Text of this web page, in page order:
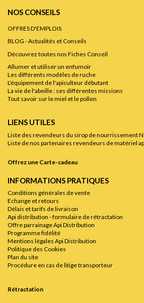
NOS CONSEILS
OFFRES D'EMPLOIS
BLOG - Actualités et Conseils
Découvrez toutes nos Fiches Conseil
Allumer et utiliser un enfumoir
Les différents modèles de ruche
L'équipement de l'apiculteur débutant
La vie de l'abeille : ses différentes missions
Tout savoir sur le miel et le pollen
LIENS UTILES
Liste des revendeurs du sirop de nourrissement
Liste de nos partenaires revendeurs de matériel
Offrez une Carte-cadeau
INFORMATIONS PRATIQUES
Conditions générales de vente
Echange et retours
Délais et tarifs de livraison
Api distribution - formulaire de rétractation
Offre parrainage Api Distribution
Programme fidélité
Mentions légales Api Distribution
Politique des Cookies
Plan du site
Procédure en cas de litige transporteur
Rétractation